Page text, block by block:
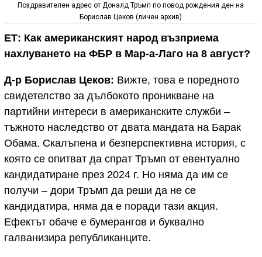
Поздравителен адрес от Доналд Тръмп по повод рождения ден на
Борислав Цеков (личен архив)
ЕТ: Как американският народ възприема
нахлуването на ФБР в Мар-а-Лаго на 8 август?
Д-р Борислав Цеков: Вижте, това е поредното
свидетелство за дълбокото проникване на
партийни интереси в американските служби –
тъжното наследство от двата мандата на Барак
Обама. Скалъпена и безперспективна история, с
която се опитват да спрат Тръмп от евентуално
кандидатиране през 2024 г. Но няма да им се
получи – дори Тръмп да реши да не се
кандидатира, няма да е поради тази акция.
Ефектът обаче е бумерангов и буквално
галванизира републиканците.